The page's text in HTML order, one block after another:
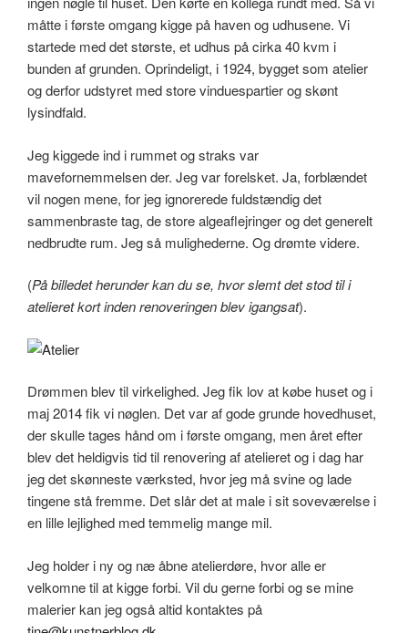
måtte i første omgang kigge på haven og udhusene. Vi
startede med det største, et udhus påcirka 40 kvm i
bunden af grunden. Oprindeligt, i 1924, bygget som atelier
og derfor udstyret med store vinduespartier og skønt
lysindfald.
Jeg kiggede ind i rummet og straks var
mavefornemmelsen der. Jeg var forelsket. Ja, forblændet
vil nogen mene, for jeg ignorerede fuldstændig det
sammenbraste tag, de store algeaflejringer og det generelt
nedbrudte rum. Jeg så mulighederne. Og drømte videre.
(På billedet herunder kan du se, hvor slemt det stod til i
atelieret kort inden renoveringen blev igangsat).
Drømmen blev til virkelighed. Jeg fik lov at købe huset og i
maj 2014 fik vi nøglen. Det var af gode grunde hovedhuset,
der skulle tages hånd om i første omgang, men året efter
blev det heldigvis tid til renovering af atelieret og i dag har
jeg det skønneste værksted, hvor jeg må svine og lade
tingene stå fremme. Det slår det at male i sit soveværelse i
en lille lejlighed med temmelig mange mil.
Jeg holder i ny og næ åbne atelierdøre, hvor alle er
velkomne til at kigge forbi. Vil du gerne forbi og se mine
malerier kan jeg også altid kontaktes på